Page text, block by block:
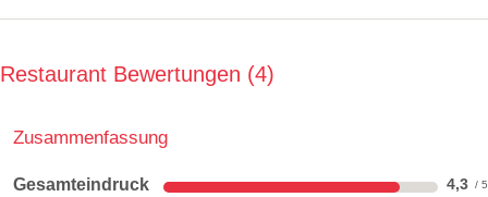
Restaurant Bewertungen 4
Zusammenfassung
Gesamteindruck 4,3